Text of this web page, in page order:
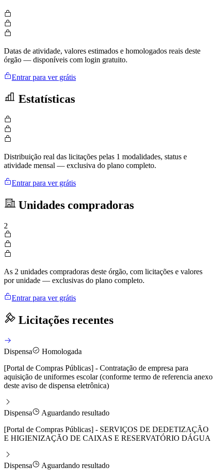
Datas de atividade, valores estimados e homologados reais deste
órgão — disponíveis com login gratuito.
Entrar para ver grátis
Estatísticas
Distribuição real das licitações pelas 1 modalidades, status e
atividade mensal — exclusiva do plano completo.
Entrar para ver grátis
Unidades compradoras
2
As 2 unidades compradoras deste órgão, com licitações e valores
por unidade — exclusivas do plano completo.
Entrar para ver grátis
Licitações recentes
Dispensa
Homologada
[Portal de Compras Públicas] - Contratação de empresa para
aquisição de uniformes escolar (conforme termo de referencia anexo
deste aviso de dispensa eletrônica)
Dispensa
Aguardando resultado
[Portal de Compras Públicas] - SERVIÇOS DE DEDETIZAÇÃO
E HIGIENIZAÇÃO DE CAIXAS E RESERVATÓRIO DÁGUA
Dispensa
Aguardando resultado